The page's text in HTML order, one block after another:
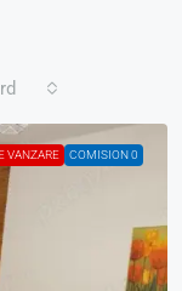
VANZARE COMISION 0